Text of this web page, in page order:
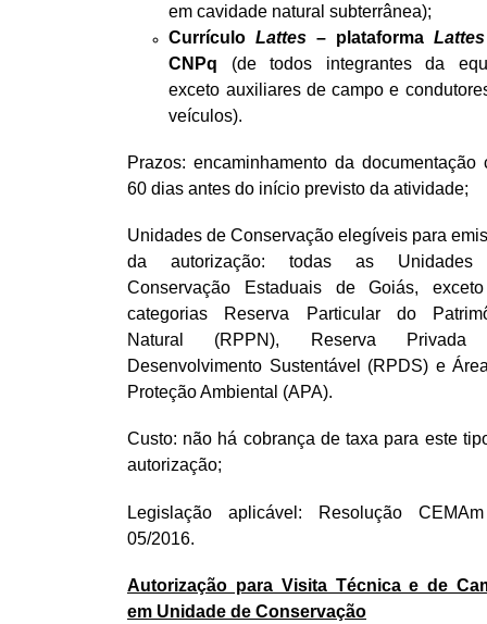
em cavidade natural subterrânea);
CurrículoLattes – plataformaLattes
CNPq (de todos integrantes da
exceto auxiliares de campo e
veículos).
Prazos: encaminhamento da documentação
60 dias antes do início previsto da atividade;
Unidades de Conservação elegíveis para
da autorização: todas as
Conservação Estaduais de Goiás,
categorias Reserva Particular do
Natural (RPPN), Reserva Privada
Desenvolvimento Sustentável (RPDS) e
Proteção Ambiental (APA).
Custo: não há cobrança de taxa para este
autorização;
Legislação aplicável: Resolução
05/2016.
Autorização para Visita Técnica e de
em Unidade de Conservação